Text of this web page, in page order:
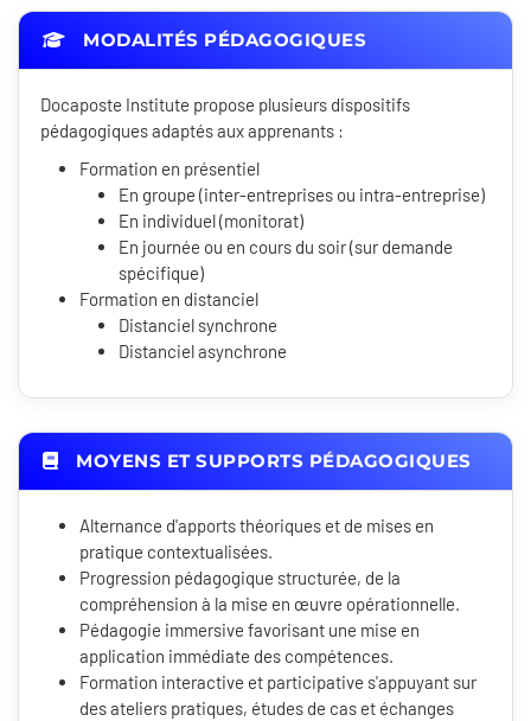
MODALITÉS PÉDAGOGIQUES
Docaposte Institute propose plusieurs dispositifs
pédagogiques adaptés aux apprenants :
Formation en présentiel
En groupe (inter-entreprises ou intra-entreprise)
En individuel (monitorat)
En journée ou en cours du soir (sur demande
spécifique)
Formation en distanciel
Distanciel synchrone
Distanciel asynchrone
MOYENS ET SUPPORTS PÉDAGOGIQUES
Alternance d'apports théoriques et de mises en
pratique contextualisées.
Progression pédagogique structurée, de la
compréhension à la mise en œuvre opérationnelle.
Pédagogie immersive favorisant une mise en
application immédiate des compétences.
Formation interactive et participative s'appuyant sur
des ateliers pratiques, études de cas et échanges